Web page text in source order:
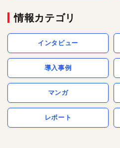
情報カテゴリ
インタビュー
導入事例
マンガ
レポート